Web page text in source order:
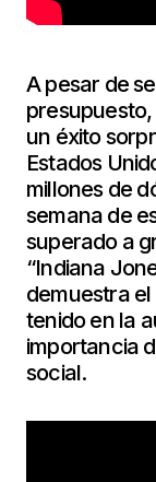
A pesar de
presupuesto,
un éxito
Estados
millones de
semana de
superado a
“Indiana
demuestra
tenido en la
importancia
social.